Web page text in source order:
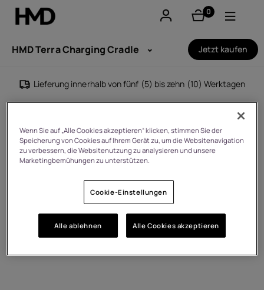
0
Artikel
Smartphones
Feature phones
Zubehör
Angebote
HMD Terra Charging Cradle Jetzt kaufen
Lieferung innerhalb von fünf (5) bis zehn (10) Werktagen
Wenn Sie auf „Alle Cookies akzeptieren“ klicken, stimmen Sie der
Speicherung von Cookies auf Ihrem Gerät zu, um die Websitenavigation
zu verbessern, die Websitenutzung zu analysieren und unsere
Marketingbemühungen zu unterstützen.
Cookie-Einstellungen
Alle ablehnen Alle Cookies akzeptieren